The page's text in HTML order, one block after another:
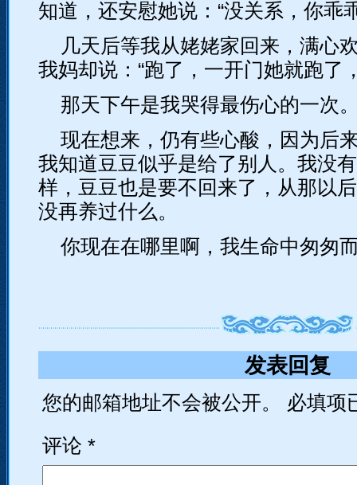
知道，还安慰她说：“没关系，你乖
几天后等我从姥姥家回来，满心
我妈却说：“跑了，一开门她就跑了
那天下午是我哭得最伤心的一次
现在想来，仍有些心酸，因为后
我知道豆豆似乎是给了别人。我没
样，豆豆也是要不回来了，从那以
没再养过什么。
你现在在哪里啊，我生命中匆匆
发表回复
您的邮箱地址不会被公开。
必填项
评论 *